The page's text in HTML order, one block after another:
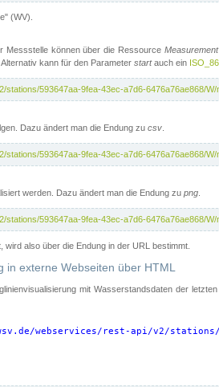
(WV).
Messstelle können über die Ressource Measurement
kann für den Parameter startauch ein
593647aa-9fea-43ec-a7d6-6476a76ae868/W/
Dazu ändert man die Endung zu csv
593647aa-9fea-43ec-a7d6-6476a76ae868/W/
werden. Dazu ändert man die Endung zu png
593647aa-9fea-43ec-a7d6-6476a76ae868/W/
also über die Endung in der URL bestimmt.
in externe Webseiten über HTML
mit Wasserstandsdaten der
webservices/rest-api/v2/stations/